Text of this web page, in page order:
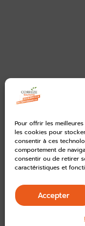
Pour offrir les
les cookies pour
consentir à ces
comportement de
consentir ou de retirer
caractéristiques et
Accepter